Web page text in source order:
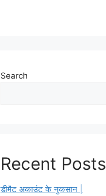
Search
Recent Posts
डीमैट अकाउंट के नुकसान |